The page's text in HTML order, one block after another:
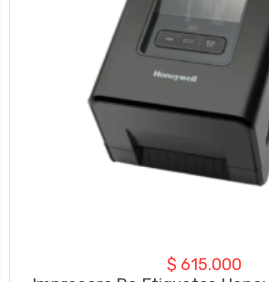
$ 615.000